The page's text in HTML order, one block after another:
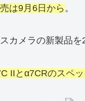
は9月6日から 。
カメラの新製品
IIとα7CRのスペ